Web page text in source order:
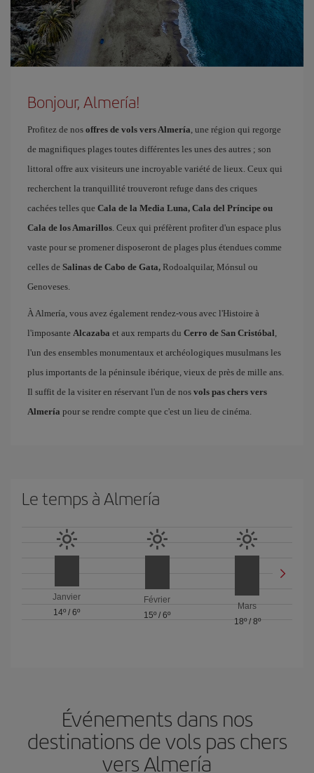
Bonjour, Almería!
Profitez de nos offres de vols vers Almería, une région qui regorge
de magnifiques plages toutes différentes les unes des autres ; son
littoral offre aux visiteurs une incroyable variété de lieux. Ceux qui
recherchent la tranquillité trouveront refuge dans des criques
cachées telles que Cala de la Media Luna, Cala del Príncipe ou
Cala de los Amarillos. Ceux qui préfèrent profiter d'un espace plus
vaste pour se promener disposeront de plages plus étendues comme
celles de Salinas de Cabo de Gata, Rodoalquilar, Mónsul ou
Genoveses.
À Almería, vous avez également rendez-vous avec l'Histoire à
l'imposante Alcazaba et aux remparts du Cerro de San Cristóbal,
l'un des ensembles monumentaux et archéologiques musulmans les
plus importants de la péninsule ibérique, vieux de près de mille ans.
Il suffit de la visiter en réservant l'un de nos vols pas chers vers
Almería pour se rendre compte que c'est un lieu de cinéma.
Le temps à Almería
Janvier
14º /6º
Février
15º / 6º
Mars
18º/ 8º
Événements dans nos
destinations de vols pas chers
vers Almería